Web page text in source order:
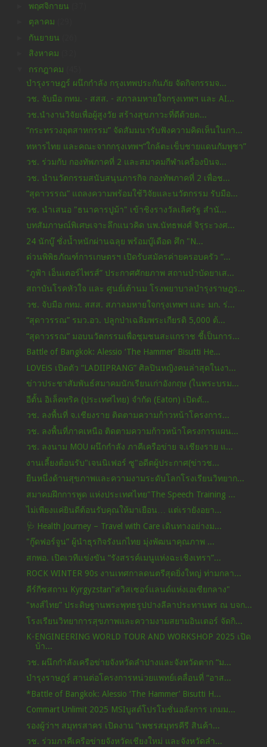
พฤศจิกายน
ตุลาคม
กันยายน
สิงหาคม
กรกฎาคม
บำรุงราษฎร์ ผนึกกำลัง กรุงเทพประกันภัย จัดกิจกรรมจ...
วช. จับมือ กทม. - สสส. - สภาลมหายใจกรุงเทพฯ และ AI...
วช.นำงานวิจัยเพื่อผู้สูงวัย สร้างสุขภาวะที่ดีด้วยด...
“กระทรวงอุตสาหกรรม” จัดสัมมนารับฟังความคิดเห็นในกา...
ทหารไทย และคณะจากกรุงเทพฯ“ใกล้ตะเข็บชายแดนกัมพูชา”
วช. ร่วมกับ กองทัพภาคที่ 2 และสมาคมกีฬาเครื่องบินจ...
วช. นำนวัตกรรมสนับสนุนภารกิจ กองทัพภาคที่ 2 เพื่อช...
“สุดาวรรณ” แถลงความพร้อมใช้วิจัยและนวัตกรรม รับมือ...
วช. นำเสนอ "ธนาคารปูม้า" เข้าชิงรางวัลเลิศรัฐ สำนั...
บทสัมภาษณ์พิเศษเจาะลึกแนวคิด นพ.นัทธพงศ์ จิรุระวงศ...
24 นักบู๊ ชั่งน้ำหนักผ่านฉลุย พร้อมบู๊เดือด ศึก "N...
ด่วนพิพิธภัณฑ์การเกษตรฯ เปิดรับสมัครค่ายครอบครัว “...
"ภูฟ้า เอ็นเตอร์ไพรส์” ประกาศศักยภาพ สถานบำบัดยาเส...
สถาบันโรคหัวใจ และ ศูนย์เต้านม โรงพยาบาลบำรุงราษฎร...
วช. จับมือ กทม. สสส. สภาลมหายใจกรุงเทพฯ และ มก. ร่...
“สุดาวรรณ” รมว.อว. ปลูกป่าเฉลิมพระเกียรติ 5,000 ต้...
“สุดาวรรณ” มอบนวัตกรรมเพื่อชุมชนสะแกราช ชี้เป็นการ...
Battle of Bangkok: Alessio ‘The Hammer’ Bisutti He...
LOVEiS เปิดตัว “LADIIPRANG” ศิลปินหญิงคนล่าสุดในงา...
ข่าวประชาสัมพันธ์สมาคมนักเรียนเก่าอังกฤษ (ในพระบรม...
อีตั้น อิเล็คทริค (ประเทศไทย) จำกัด (Eaton) เปิดตั...
วช. ลงพื้นที่ จ.เชียงราย ติดตามความก้าวหน้าโครงการ...
วช. ลงพื้นที่ภาคเหนือ ติดตามความก้าวหน้าโครงการแผน...
วช. ลงนาม MOU ผนึกกำลัง ภาคีเครือข่าย จ.เชียงราย แ...
งานเลี้ยงต้อนรับ"เจนนิเฟอร์ ซู"อดีตผู้ประกาศ(ข่าวช...
ยืนหนึ่งด้านสุขภาพและความงามระดับโลกโรงเรียนวิทยาก...
สมาคมฝึกการพูด แห่งประเทศไทย"The Speech Training ...
ไม่เพียงแค่ยินดีต้อนรับคุณให้มาเยือน… แต่เรายังอยา...
🩺 Health Journey – Travel with Care เดินทางอย่างม...
"กู๊ดฟอร์จูน” ผู้นำธุรกิจรังนกไทย มุ่งพัฒนาคุณภาพ ...
สกพอ. เปิดเวทีแข่งขัน “รังสรรค์เมนูแห่งฉะเชิงเทรา”...
ROCK WINTER 90s งานเทศกาลดนตรีสุดยิ่งใหญ่ ท่ามกลา...
คีร์กีซสถาน Kyrgyzstan"สวิสเซอร์แลนด์แห่งเอเซียกลาง"
"หงส์ไทย” ประดิษฐานพระพุทธรูปปางลีลาประทานพร ณ บจก...
โรงเรียนวิทยาการสุขภาพและความงามสยามอินเตอร์ จัดกิ...
K-ENGINEERING WORLD TOUR AND WORKSHOP 2025 เปิด
บ้า...
วช. ผนึกกำลังเครือข่ายจังหวัดลำปางและจังหวัดตาก “ม...
บำรุงราษฎร์ สานต่อโครงการหน่วยแพทย์เคลื่อนที่ “อาส...
*Battle of Bangkok: Alessio ‘The Hammer’ Bisutti H...
Commart Unlimit 2025 MSIบูสต์โปรโมชั่นอลังการ เกมม...
รองผู้ว่าฯ สมุทรสาคร เปิดงาน “เพชรสมุทรคีรี สินค้า...
วช. ร่วมภาคีเครือข่ายจังหวัดเชียงใหม่ และจังหวัดลำ...